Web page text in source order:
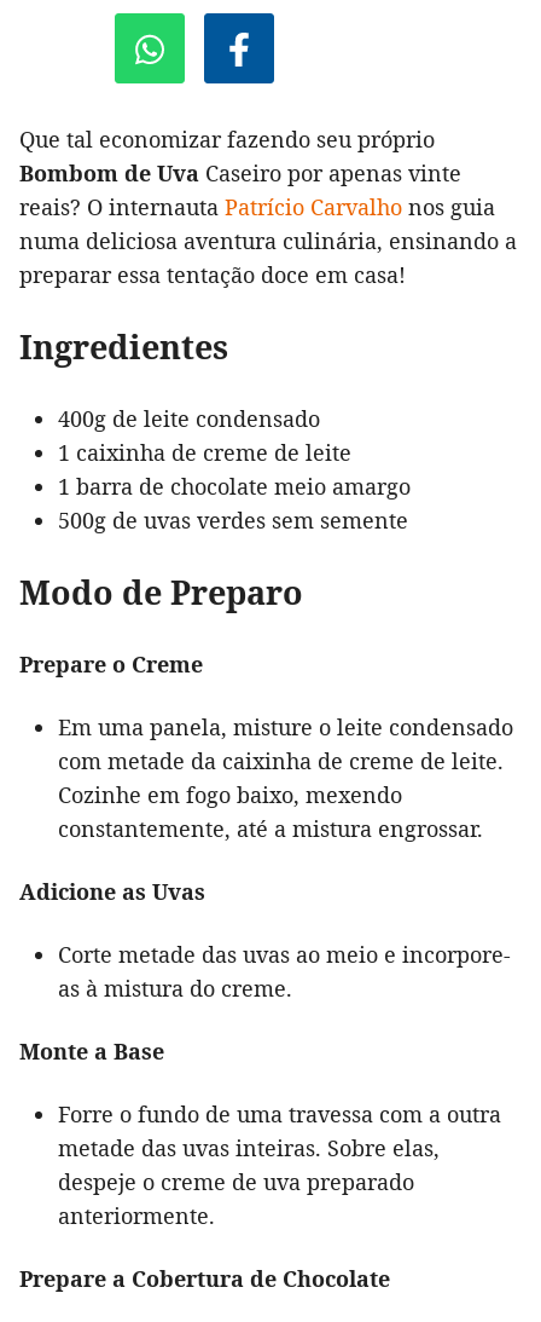
Que tal economizar fazendo seu próprio
Bombom de Uva Caseiro por apenas vinte
reais? O internauta Patrício Carvalho nos guia
numa deliciosa aventura culinária, ensinando a
preparar essa tentação doce em casa!
Ingredientes
400g de leite condensado
1 caixinha de creme de leite
1 barra de chocolate meio amargo
500g de uvas verdes sem semente
Modo de Preparo
Prepare o Creme
Em uma panela, misture o leite condensado
com metade da caixinha de creme de leite.
Cozinhe em fogo baixo, mexendo
constantemente, até a mistura engrossar.
Adicione as Uvas
Corte metade das uvas ao meio e incorpore-
as à mistura do creme.
Monte a Base
Forre o fundo de uma travessa com a outra
metade das uvas inteiras. Sobre elas,
despeje o creme de uva preparado
anteriormente.
Prepare a Cobertura de Chocolate